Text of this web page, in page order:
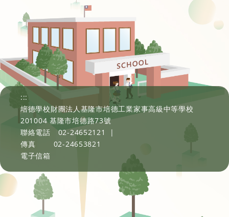
:::
培德學校財團法人基隆市培德工業家事高級中等學校
201004 基隆市培德路73號
聯絡電話
02-24652121
|
傳真
02-24653821
電子信箱